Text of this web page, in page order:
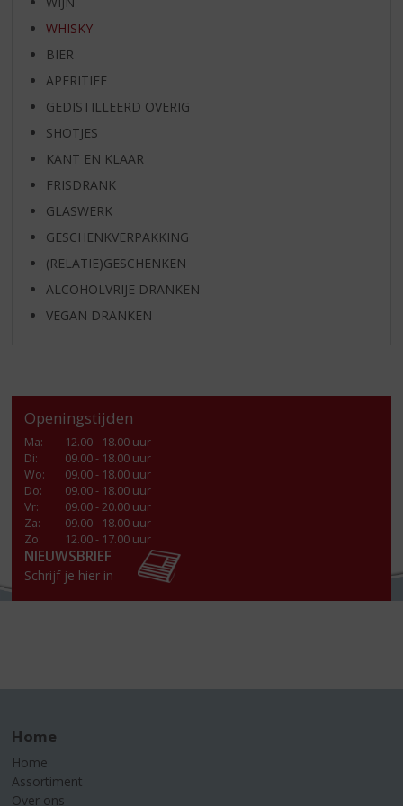
WHISKY
BIER
APERITIEF
GEDISTILLEERD OVERIG
SHOTJES
KANT EN KLAAR
FRISDRANK
GLASWERK
GESCHENKVERPAKKING
(RELATIE)GESCHENKEN
ALCOHOLVRIJE DRANKEN
VEGAN DRANKEN
Openingstijden
Ma:
12.00 - 18.00 uur
Di:
09.00 - 18.00 uur
Wo:
09.00 - 18.00 uur
Do:
09.00 - 18.00 uur
Vr:
09.00 - 20.00 uur
Za:
09.00 - 18.00 uur
Zo:
12.00 - 17.00 uur
NIEUWSBRIEF
Schrijf je hier in
Home
Home
Assortiment
Over ons